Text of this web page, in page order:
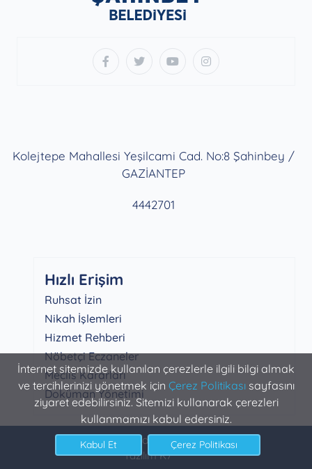
İnternet sitemizde kullanılan çerezlerle ilgili bilgi almak
ve tercihlerinizi yönetmek için Çerez Politikasısayfasını
ziyaret edebilirsiniz. Sitemizi kullanarak çerezleri
kullanmamızı kabul edersiniz.
Kolejtepe Mahallesi Yeşilcami Cad. No:8 Şahinbey /
GAZİANTEP
4442701
Hızlı Erişim
Ruhsat İzin
Nikah İşlemleri
Hizmet Rehberi
Nöbetçi Eczaneler
Meclis Kararları
Doküman Yönetimi
Şahinbey Belediyesi Bilgi İşlem
Yazılım K7